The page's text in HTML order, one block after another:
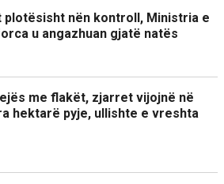
plotësisht nën kontroll, Ministria e
u angazhuan gjatë natës
me flakët, zjarret vijojnë në
hektarë pyje, ullishte e vreshta